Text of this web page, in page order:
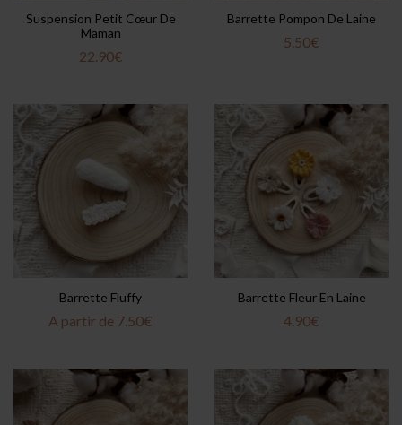
Suspension Petit Cœur De
Maman
22.90€
Barrette Pompon De Laine
5.50€
Barrette Fluffy
A partir de 7.50€
Barrette Fleur En Laine
4.90€